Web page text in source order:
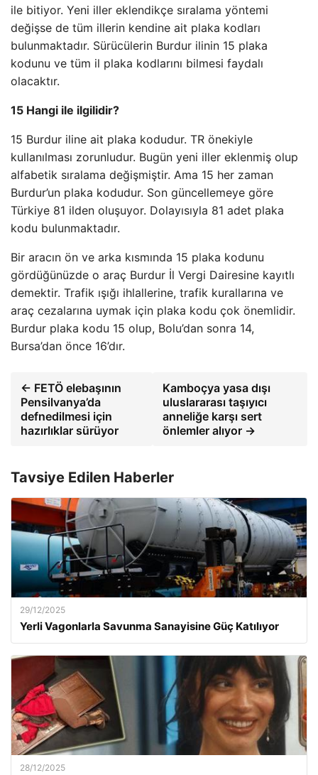
ile bitiyor. Yeni iller eklendikçe sıralama yöntemi
değişse de tüm illerin kendine ait plaka kodları
bulunmaktadır. Sürücülerin Burdur ilinin 15 plaka
kodunu ve tüm il plaka kodlarını bilmesi faydalı
olacaktır.
15 Hangi ile ilgilidir?
15 Burdur iline ait plaka kodudur. TR önekiyle
kullanılması zorunludur. Bugün yeni iller eklenmiş olup
alfabetik sıralama değişmiştir. Ama 15 her zaman
Burdur’un plaka kodudur. Son güncellemeye göre
Türkiye 81 ilden oluşuyor. Dolayısıyla 81 adet plaka
kodu bulunmaktadır.
Bir aracın ön ve arka kısmında 15 plaka kodunu
gördüğünüzde o araç Burdur İl Vergi Dairesine kayıtlı
demektir. Trafik ışığı ihlallerine, trafik kurallarına ve
araç cezalarına uymak için plaka kodu çok önemlidir.
Burdur plaka kodu 15 olup, Bolu’dan sonra 14,
Bursa’dan önce 16’dır.
← FETÖ elebaşının
Pensilvanya’da
defnedilmesi için
hazırlıklar sürüyor
Kamboçya yasa dışı
uluslararası taşıyıcı
anneliğe karşı sert
önlemler alıyor →
Tavsiye Edilen Haberler
29/12/2025
Yerli Vagonlarla Savunma Sanayisine Güç Katılıyor
28/12/2025